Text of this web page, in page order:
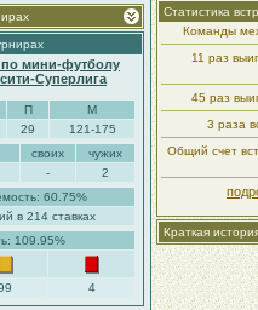
мини-футболу
Суперлига
П
М
29
121-175
своих
чужих
-
2
60.75%
в 214 ставках
109.95%
4
Статистика
Команды
11 раз
45 раз
3 раза
Общий счет
Краткая